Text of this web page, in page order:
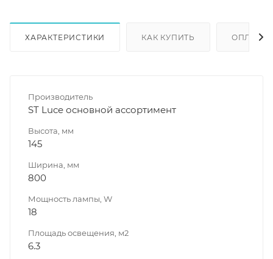
ХАРАКТЕРИСТИКИ КАК КУПИТЬ ОПЛАТА
Производитель
ST Luce основной ассортимент
Высота, мм
145
Ширина, мм
800
Мощность лампы, W
18
Площадь освещения, м2
6.3